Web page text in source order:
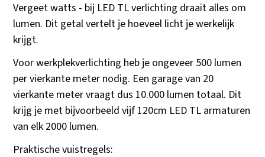
Vergeet watts - bij LED TL verlichting draait alles om
lumen. Dit getal vertelt je hoeveel licht je werkelijk
krijgt.
Voor werkplekverlichting heb je ongeveer 500 lumen
per vierkante meter nodig. Een garage van 20
vierkante meter vraagt dus 10.000 lumen totaal. Dit
krijg je met bijvoorbeeld vijf 120cm LED TL armaturen
van elk 2000 lumen.
Praktische vuistregels: